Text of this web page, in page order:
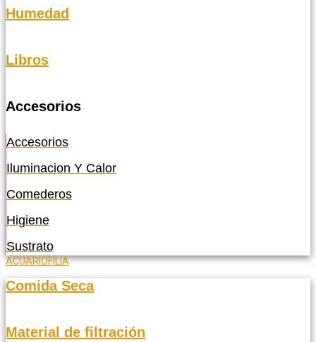
Humedad
Libros
Accesorios
Accesorios
Iluminacion Y Calor
Comederos
Higiene
Sustrato
ACUARIOFILIA
Comida Seca
Material de filtración